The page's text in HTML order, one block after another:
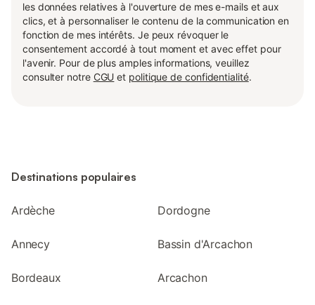
les données relatives à l'ouverture de mes e-mails et aux
clics, et à personnaliser le contenu de la communication en
fonction de mes intérêts. Je peux révoquer le
consentement accordé à tout moment et avec effet pour
l'avenir. Pour de plus amples informations, veuillez
consulter notre CGU et politique de confidentialité.
Destinations populaires
Ardèche Dordogne
Annecy Bassin d'Arcachon
Bordeaux Arcachon